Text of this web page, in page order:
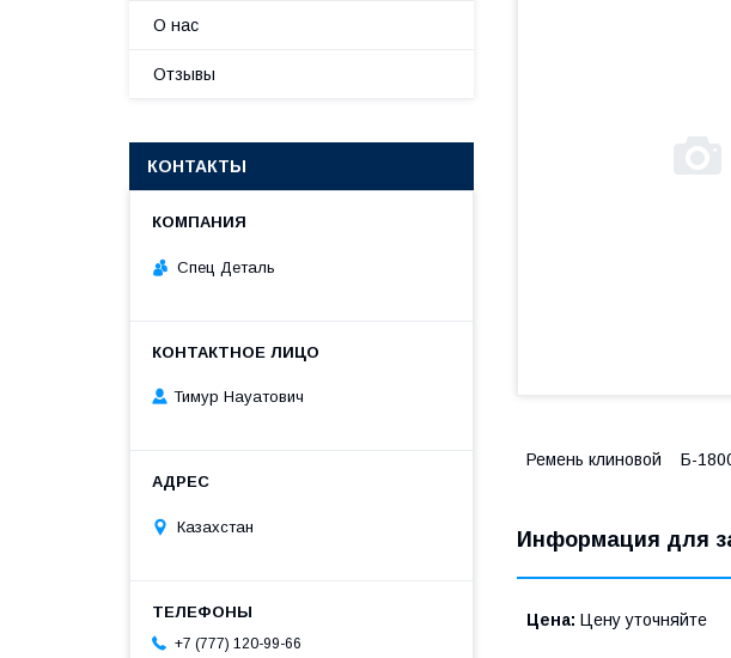
Ремень клиновой Б-
Информация для
Цена: Цену уточняйте
О нас
Отзывы
КОНТАКТЫ
Спец Деталь
Тимур Науатович
Казахстан
+7 (777) 120-99-66